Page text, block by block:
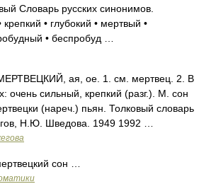
Словарь русских синонимов.
• глубокий • мертвый •
• беспробуд …
ая, ое. 1. см. мертвец. 2. В
очень сильный, крепкий (разг.). М. сон
(нареч.) пьян. Толковый словарь
Н.Ю. Шведова. 1949 1992 …
сон …